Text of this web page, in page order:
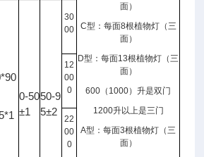
面）
C型：每面8根植物灯（三
面）
D型：每面13根植物灯（三
面）
600 （ 1000）升是双门
1200升以上是三门
A型：每面3根植物灯（三
面）
0-50
±1
50-9
5±2
30
00
12
00
0
22
00
0